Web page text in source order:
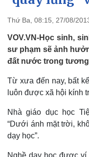
Tổ chức nhân sự
Nhận diện sự thật
Thứ Ba, 08:15, 27/08/
VOV.VN-Học sinh,
sư phạm sẽ ảnh
đất nước trong tương
Từ xưa đến nay, bất
luôn được xã hội kính
Nhà giáo dục học
“Dưới ánh mặt trời,
dạy học”.
Nghề dạy học được ví